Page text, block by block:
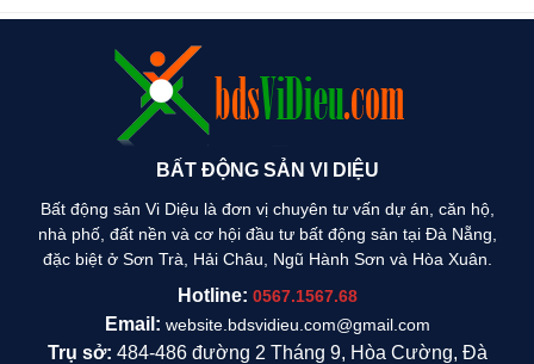
BẤT ĐỘNG SẢN VI DIỆU
Bất động sản Vi Diệu là đơn vị chuyên tư vấn dự án, căn hộ,
nhà phố, đất nền và cơ hội đầu tư bất động sản tại Đà Nẵng,
đặc biệt ở Sơn Trà, Hải Châu, Ngũ Hành Sơn và Hòa Xuân.
Hotline: 0567.1567.68
Email: website.bdsvidieu.com@gmail.com
Trụ sở: 484-486 đường 2 Tháng 9, Hòa Cường, Đà